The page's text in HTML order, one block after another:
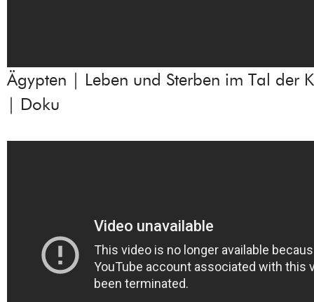
Ägypten | Leben und Sterben im Tal der
| Doku